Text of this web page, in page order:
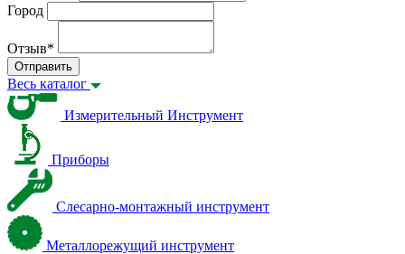
Город
Отзыв*
Отправить
Весь каталог
Измерительный Инструмент
Приборы
Слесарно-монтажный инструмент
Металлорежущий инструмент